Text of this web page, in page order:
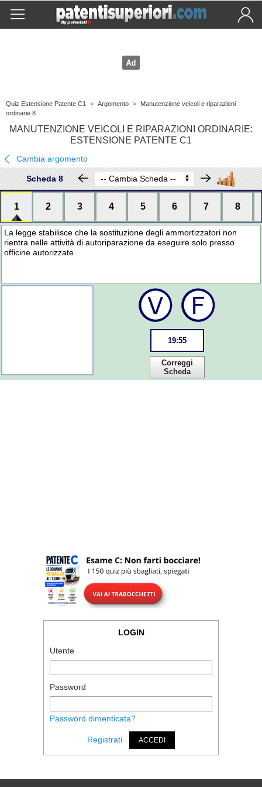
Quiz Estensione Patente C1 > Argomento >
Manutenzione veicoli e riparazioni
ordinarie 8
MANUTENZIONE VEICOLI E RIPARAZIONI ORDINARIE:
ESTENSIONE PATENTE C1
Cambia argomento
Scheda 8
1 2 3 4 5 6 7 8
La legge stabilisce che la sostituzione degli ammortizzatori non
rientra nelle attività di autoriparazione da eseguire solo presso
officine autorizzate
19:55
Correggi
Scheda
LOGIN
Utente
Password
Password dimenticata?
Registrati ACCEDI